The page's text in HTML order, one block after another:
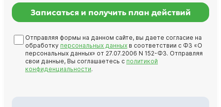
Записаться и получить план действий
Отправляя формы на данном сайте, вы даете согласие на
обработку персональных данных в соответствии с ФЗ «О
персональных данных» от 27.07.2006 N 152-ФЗ. Отправляя
свои данные, Вы соглашаетесь с политикой
конфиденциальности.